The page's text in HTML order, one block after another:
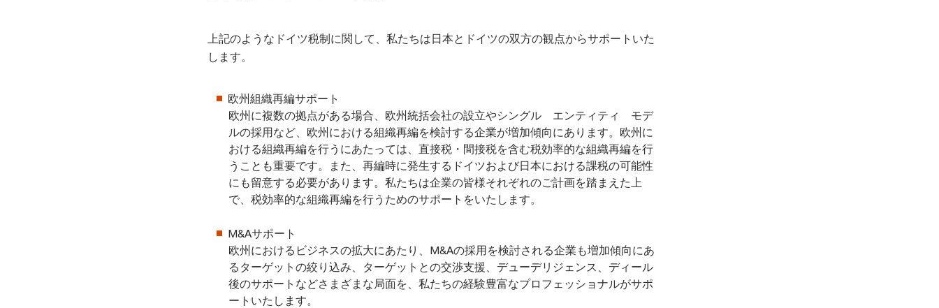
上記のようなドイツ税制に関して、私たちは日本とドイツの双方の観点からサポートいた
します。
欧州組織再編サポート
欧州に複数の拠点がある場合、欧州統括会社の設立やシングル エンティティ モデ
ルの採用など、欧州における組織再編を検討する企業が増加傾向にあります。欧州に
おける組織再編を行うにあたっては、直接税・間接税を含む税効率的な組織再編を行
うことも重要です。また、再編時に発生するドイツおよび日本における課税の可能性
にも留意する必要があります。私たちは企業の皆様それぞれのご計画を踏まえた上
で、税効率的な組織再編を行うためのサポートをいたします。
M&Aサポート
欧州におけるビジネスの拡大にあたり、M&Aの採用を検討される企業も増加傾向にあ
るターゲットの絞り込み、ターゲットとの交渉支援、デューデリジェンス、ディール
後のサポートなどさまざまな局面を、私たちの経験豊富なプロフェッショナルがサポ
ートいたします。